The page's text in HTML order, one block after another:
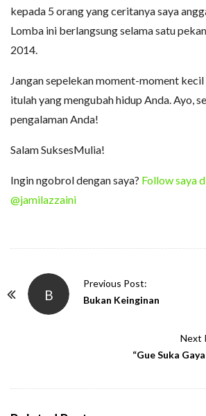
kepada 5 orang yang ceritanya saya
Lomba ini berlangsung selama satu
2014.
Jangan sepelekan moment-moment
itulah yang mengubah hidup Anda. Ayo,
pengalaman Anda!
Salam SuksesMulia!
Ingin ngobrol dengan saya? Follow saya
@jamilazzaini
B
Previous Post:
Bukan Keinginan
Next
“Gue Suka